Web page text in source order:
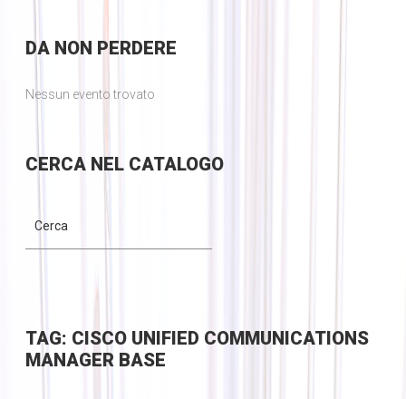
DANON PERDERE
Nessun evento trovato
CERCANEL CATALOGO
TAG: CISCO UNIFIED COMMUNICATIONS
MANAGER BASE